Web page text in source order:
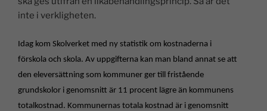
e
n
e
o
o
k
s
p
p
n
k
inte i verkligheten.
Idag kom Skolverket med ny statistik om kostnaderna i
förskola och skola. Av uppgifterna kan man bland annat se att
den eleversättning som kommuner ger till fristående
grundskolor i genomsnitt är 11 procent lägre än kommunens
totalkostnad. Kommunernas totala kostnad är i genomsnitt